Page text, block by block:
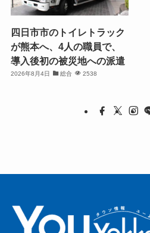
四日市市のトイレトラック
が熊本へ、4人の職員で、
導入後初の被災地への派遣
2026年8月4日 総合 2538